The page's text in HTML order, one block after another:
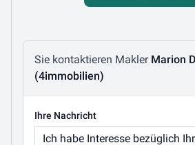
Nachricht schreiben
Sie kontaktieren Makler Marion
(4immobilien)
Ihre Nachricht